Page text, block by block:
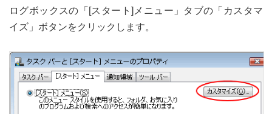
ログボックスの「[スタート]メニュー」タブの「カスタマ
イズ」ボタンをクリックします。